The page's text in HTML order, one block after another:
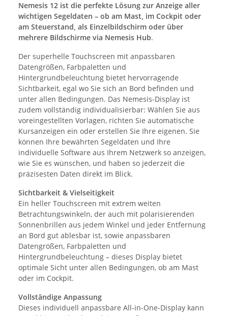
Nemesis 12 ist die perfekte Lösung zur Anzeige aller
wichtigen Segeldaten – ob am Mast, im Cockpit oder
am Steuerstand, als Einzelbildschirm oder über
mehrere Bildschirme via Nemesis Hub.
Der superhelle Touchscreen mit anpassbaren
Datengrößen, Farbpaletten und
Hintergrundbeleuchtung bietet hervorragende
Sichtbarkeit, egal wo Sie sich an Bord befinden und
unter allen Bedingungen. Das Nemesis-Display ist
zudem vollständig individualisierbar: Wählen Sie aus
voreingestellten Vorlagen, richten Sie automatische
Kursanzeigen ein oder erstellen Sie Ihre eigenen. Sie
können Ihre bewährten Segeldaten und Ihre
individuelle Software aus Ihrem Netzwerk so anzeigen,
wie Sie es wünschen, und haben so jederzeit die
präzisesten Daten direkt im Blick.
Sichtbarkeit & Vielseitigkeit
Ein heller Touchscreen mit extrem weiten
Betrachtungswinkeln, der auch mit polarisierenden
Sonnenbrillen aus jedem Winkel und jeder Entfernung
an Bord gut ablesbar ist, sowie anpassbaren
Datengrößen, Farbpaletten und
Hintergrundbeleuchtung – dieses Display bietet
optimale Sicht unter allen Bedingungen, ob am Mast
oder im Cockpit.
Vollständige Anpassung
Dieses individuell anpassbare All-in-One-Display kann